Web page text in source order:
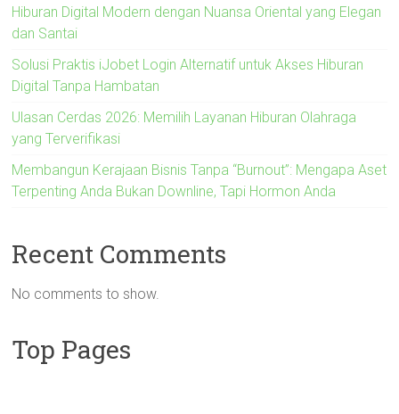
Hiburan Digital Modern dengan Nuansa Oriental yang Elegan
dan Santai
Solusi Praktis iJobet Login Alternatif untuk Akses Hiburan
Digital Tanpa Hambatan
Ulasan Cerdas 2026: Memilih Layanan Hiburan Olahraga
yang Terverifikasi
Membangun Kerajaan Bisnis Tanpa “Burnout”: Mengapa Aset
Terpenting Anda Bukan Downline, Tapi Hormon Anda
Recent Comments
No comments to show.
Top Pages